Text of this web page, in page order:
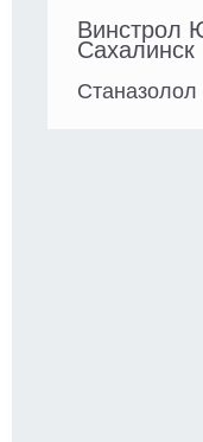
Винстрол
Сахалинск
Станазолол